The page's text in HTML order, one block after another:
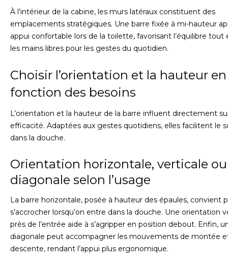
À l’intérieur de la cabine, les murs latéraux constituent des
emplacements stratégiques. Une barre fixée à mi-hauteur
appui confortable lors de la toilette, favorisant l’équilibre tout
les mains libres pour les gestes du quotidien.
Choisir l’orientation et la hauteur en
fonction des besoins
L’orientation et la hauteur de la barre influent directement
efficacité. Adaptées aux gestes quotidiens, elles facilitent le
dans la douche.
Orientation horizontale, verticale ou
diagonale selon l’usage
La barre horizontale, posée à hauteur des épaules, convient
s’accrocher lorsqu’on entre dans la douche. Une orientation
près de l’entrée aide à s’agripper en position debout. Enfin,
diagonale peut accompagner les mouvements de montée
descente, rendant l’appui plus ergonomique.